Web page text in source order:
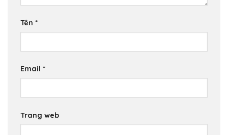
Tên *
Email *
Trang web